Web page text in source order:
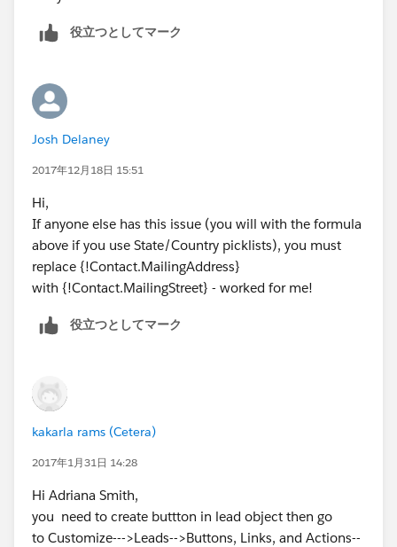
役立つとしてマーク
Josh Delaney
2017年12月18日 15:51
Hi,
If anyone else has this issue (you will with the formula
above if you use State/Country picklists), you must
replace {!Contact.MailingAddress}
with {!Contact.MailingStreet} - worked for me!
役立つとしてマーク
kakarla rams (Cetera)
2017年1月31日 14:28
Hi Adriana Smith,
you need to create buttton in lead object then go
to Customize--->Leads-->Buttons, Links, and Actions--